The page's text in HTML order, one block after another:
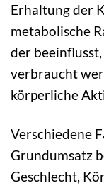
Erhaltung der
metabolische
der
verbraucht
körperliche
Verschiedene
Grundumsatz
Geschlecht,